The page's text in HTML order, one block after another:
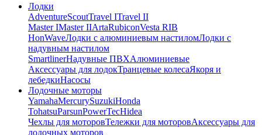
Лодки
AdventureScoutTravel ITravel II
Master IMaster IIArtaRubiconVesta RIB
HonWaveЛодки с алюминиевым настиломЛодки с
надувным настилом
SmartlinerНадувные ПВХАлюминиевые
Аксессуары для лодокТранцевые колесаЯкоря и
лебедкиНасосы
Лодочные моторы
YamahaMercurySuzukiHonda
TohatsuParsunPowerTecHidea
Чехлы для моторовТележки для моторовАксессуары для
лодочных моторов